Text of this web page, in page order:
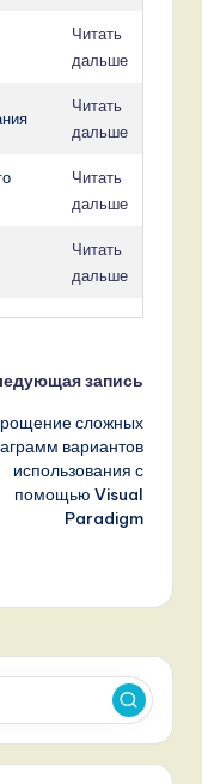
Читать
дальше
Читать
дальше
Читать
дальше
Читать
дальше
запись
сложных
вариантов
использования с
помощью Visual
Paradigm